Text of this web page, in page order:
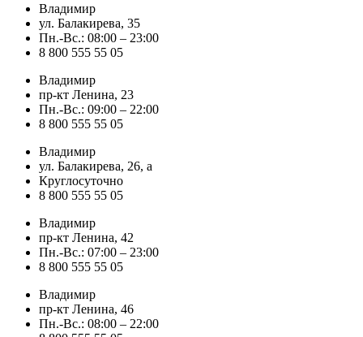
Владимир
ул. Балакирева, 35
Пн.-Вс.: 08:00 – 23:00
8 800 555 55 05
Владимир
пр-кт Ленина, 23
Пн.-Вс.: 09:00 – 22:00
8 800 555 55 05
Владимир
ул. Балакирева, 26, а
Круглосуточно
8 800 555 55 05
Владимир
пр-кт Ленина, 42
Пн.-Вс.: 07:00 – 23:00
8 800 555 55 05
Владимир
пр-кт Ленина, 46
Пн.-Вс.: 08:00 – 22:00